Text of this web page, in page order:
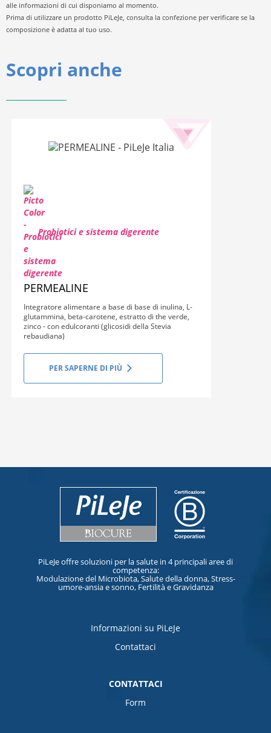
alle informazioni di cui disponiamo al momento.
Prima di utilizzare un prodotto PiLeJe, consulta la confezione per verificare se la
composizione è adatta al tuo uso.
Scopri anche
Probiotici e sistema digerente
PERMEALINE
Integratore alimentare a base di base di inulina, L-
glutammina, beta-carotene, estratto di the verde,
zinco - con edulcoranti (glicosidi della Stevia
rebaudiana)
PER SAPERNE DI PIÙ
PiLeJe offre soluzioni per la salute in 4 principali aree di
competenza:
Modulazione del Microbiota, Salute della donna, Stress-
umore-ansia e sonno, Fertilità e Gravidanza
Informazioni su PiLeJe
Contattaci
CONTATTACI
Form